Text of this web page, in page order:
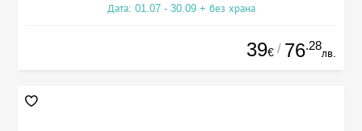
Дата: 01.07 - 30.09 + без храна
39€ / 76.28
лв.